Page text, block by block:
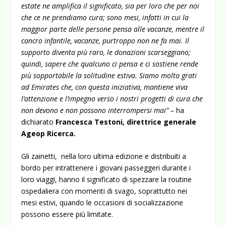
estate ne amplifica il significato, sia per loro che per noi
che ce ne prendiamo cura; sono mesi, infatti in cui la
maggior parte delle persone pensa alle vacanze, mentre il
cancro infantile, vacanze, purtroppo non ne fa mai. Il
supporto diventa più raro, le donazioni scarseggiano;
quindi, sapere che qualcuno ci pensa e ci sostiene rende
più sopportabile la solitudine estiva. Siamo molto grati
ad Emirates che, con questa iniziativa, mantiene viva
l’attenzione e l’impegno verso i nostri progetti di cura che
non devono e non possono interrompersi mai” –ha
dichiarato Francesca Testoni, direttrice generale
Ageop Ricerca.
Gli zainetti, nella loro ultima edizione e distribuiti a
bordo per intrattenere i giovani passeggeri durante i
loro viaggi, hanno il significato di spezzare la routine
ospedaliera con momenti di svago, soprattutto nei
mesi estivi, quando le occasioni di socializzazione
possono essere più limitate.